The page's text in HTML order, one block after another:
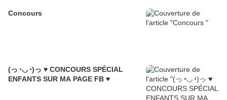
Concours
(っ◔◡◔)っ ♥ CONCOURS SPÉCIAL
ENFANTS SUR MA PAGE FB ♥